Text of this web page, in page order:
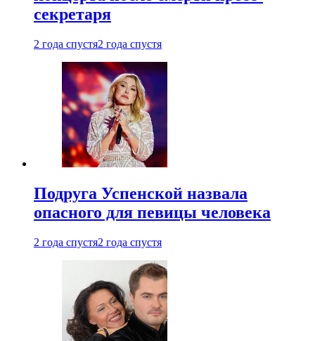
секретаря
2 года спустя2 года спустя
Подруга Успенской назвала
опасного для певицы человека
2 года спустя2 года спустя